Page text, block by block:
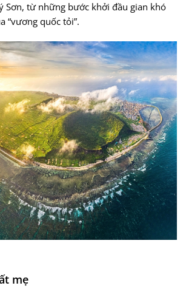
Sơn, từ những bước khởi đầu gian khó
“vương quốc tỏi”.
mẹ